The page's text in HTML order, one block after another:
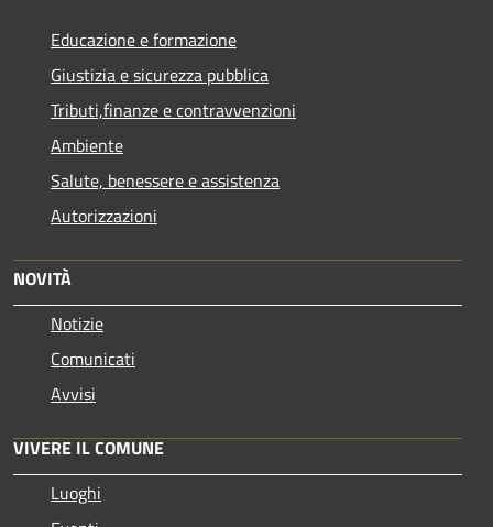
Educazione e formazione
Giustizia e sicurezza pubblica
Tributi,finanze e contravvenzioni
Ambiente
Salute, benessere e assistenza
Autorizzazioni
NOVITÀ
Notizie
Comunicati
Avvisi
VIVERE IL COMUNE
Luoghi